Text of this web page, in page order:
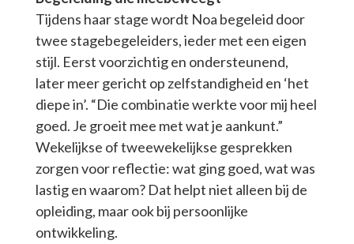
Tijdens haar stage wordt Noa begeleid door
twee stagebegeleiders, ieder met een eigen
stijl. Eerst voorzichtig en ondersteunend,
later meer gericht op zelfstandigheid en ‘het
diepe in’. “Die combinatie werkte voor mij heel
goed. Je groeit mee met wat je aankunt.”
Wekelijkse of tweewekelijkse gesprekken
zorgen voor reflectie: wat ging goed, wat was
lastig en waarom? Dat helpt niet alleen bij de
opleiding, maar ook bij persoonlijke
ontwikkeling.